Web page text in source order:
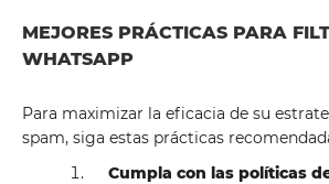
MEJORES PRÁCTICAS PARA
WHATSAPP
Para maximizar la eficacia de su
spam, siga estas prácticas
Cumpla con las políticas